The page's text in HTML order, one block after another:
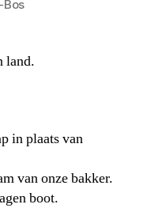
land.
in plaats van
van onze bakker.
boot.